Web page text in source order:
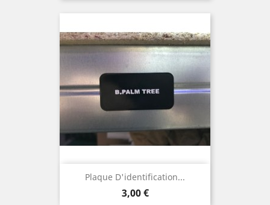
Plaque D'identification...
Prix
3,00 €